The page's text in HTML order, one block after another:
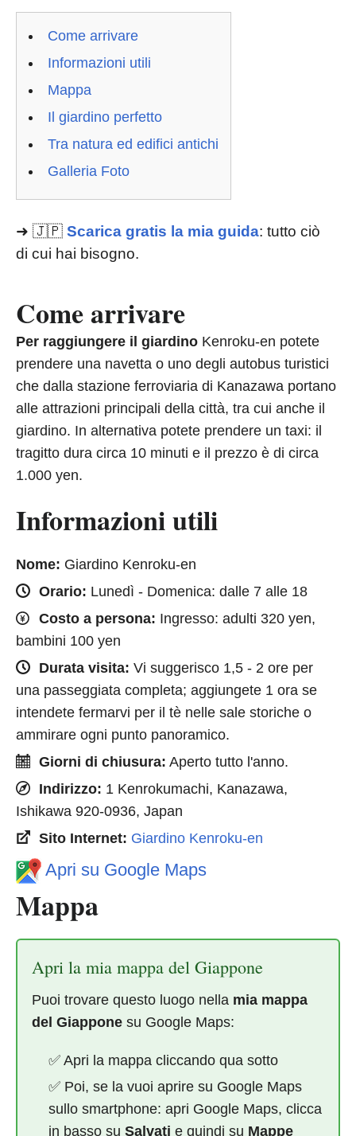
Come arrivare
Informazioni utili
Mappa
Il giardino perfetto
Tra natura ed edifici antichi
Galleria Foto
➜ 🇯🇵 Scarica gratis la mia guida: tutto ciò
di cui hai bisogno.
Come arrivare
Per raggiungere il giardino Kenroku-en potete
prendere una navetta o uno degli autobus turistici
che dalla stazione ferroviaria di Kanazawa portano
alle attrazioni principali della città, tra cui anche il
giardino. In alternativa potete prendere un taxi: il
tragitto dura circa 10 minuti e il prezzo è di circa
1.000 yen.
Informazioni utili
Nome: Giardino Kenroku-en
Orario: Lunedì - Domenica: dalle 7 alle 18
Costo a persona: Ingresso: adulti 320 yen,
bambini 100 yen
Durata visita: Vi suggerisco 1,5 - 2 ore per
una passeggiata completa; aggiungete 1 ora se
intendete fermarvi per il tè nelle sale storiche o
ammirare ogni punto panoramico.
Giorni di chiusura: Aperto tutto l'anno.
Indirizzo: 1 Kenrokumachi, Kanazawa,
Ishikawa 920-0936, Japan
Sito Internet: Giardino Kenroku-en
Apri su Google Maps
Mappa
Apri la mia mappa del Giappone
Puoi trovare questo luogo nella mia mappa
del Giappone su Google Maps:
✅ Apri la mappa cliccando qua sotto
✅ Poi, se la vuoi aprire su Google Maps
sullo smartphone: apri Google Maps, clicca
in basso su Salvati e quindi su Mappe